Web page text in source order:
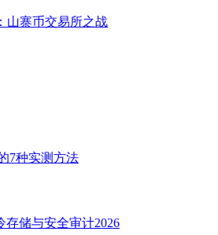
山寨币交易所之战
7种实测方法
存储与安全审计2026